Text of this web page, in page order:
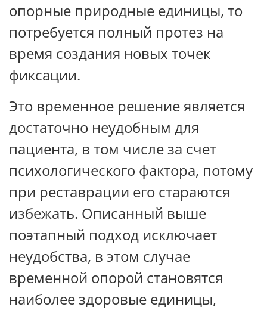
опорные природные единицы, то
потребуется полный протез на
время создания новых точек
фиксации.
Это временное решение является
достаточно неудобным для
пациента, в том числе за счет
психологического фактора, потому
при реставрации его стараются
избежать. Описанный выше
поэтапный подход исключает
неудобства, в этом случае
временной опорой становятся
наиболее здоровые единицы,